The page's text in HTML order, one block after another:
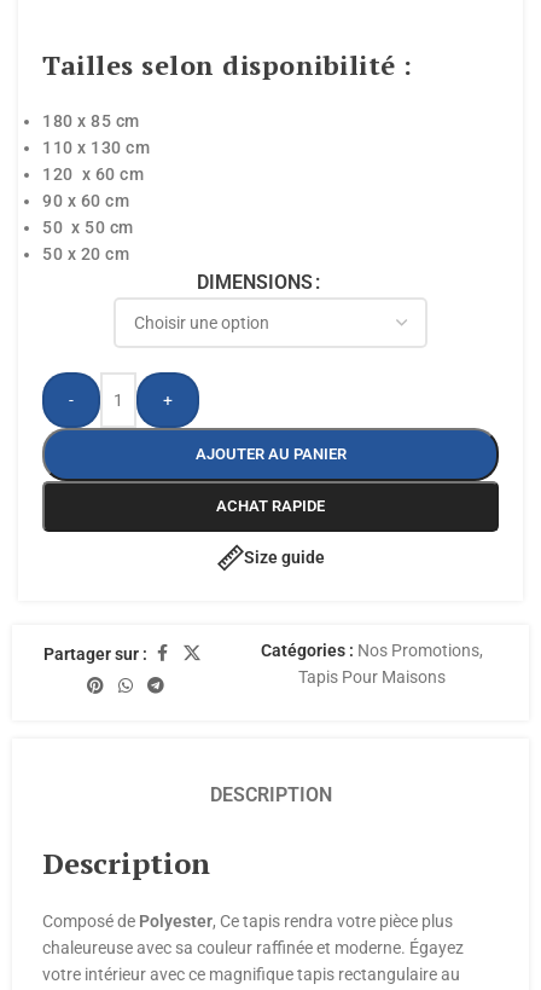
Tailles selon disponibilité :
180 x 85 cm
110 x 130 cm
120 x 60 cm
90 x 60 cm
50 x 50 cm
50 x 20 cm
DIMENSIONS
- +
AJOUTER AU PANIER
ACHAT RAPIDE
Size guide
Partager sur : Catégories : Nos Promotions,
Tapis Pour Maisons
DESCRIPTION
Description
Composé de Polyester, Ce tapis rendra votre pièce plus
chaleureuse avec sa couleur raffinée et moderne. Égayez
votre intérieur avec ce magnifique tapis rectangulaire au